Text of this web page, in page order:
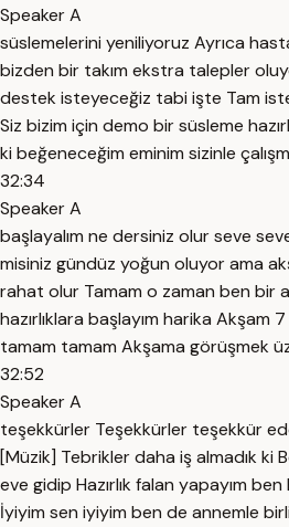
Speaker A
süslemelerini yeniliyoruz Ayrıca
bizden bir takım ekstra talepler
destek isteyeceğiz tabi işte Tam
Siz bizim için demo bir süsleme
ki beğeneceğim eminim sizinle
32:34
Speaker A
başlayalım ne dersiniz olur seve
misiniz gündüz yoğun oluyor ama
rahat olur Tamam o zaman ben bir
hazırlıklara başlayım harika Akşam
tamam tamam Akşama görüşmek
32:52
Speaker A
teşekkürler Teşekkürler teşekkür
[Müzik] Tebrikler daha iş almadık ki
eve gidip Hazırlık falan yapayım ben
İyiyim sen iyiyim ben de annemle